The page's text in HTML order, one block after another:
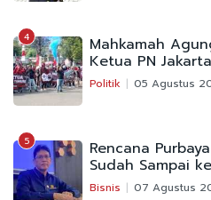
4 Mahkamah
Ketua PN
Politik 05 Agustus
5 Rencana
Sudah Sampai
Bisnis 07 Agustus